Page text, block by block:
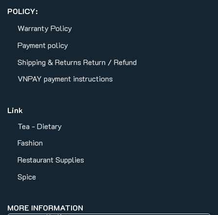
POLICY:
Warranty Policy
Payment policy
Shipping & Returns Return / Refund
VNPAY payment instructions
Link
Tea - Dietary
Fashion
Restaurant Supplies
Spice
MORE INFORMATION